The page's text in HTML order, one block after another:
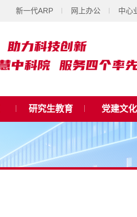
新一代ARP 网上办公 中心
研究生教育 党建文化